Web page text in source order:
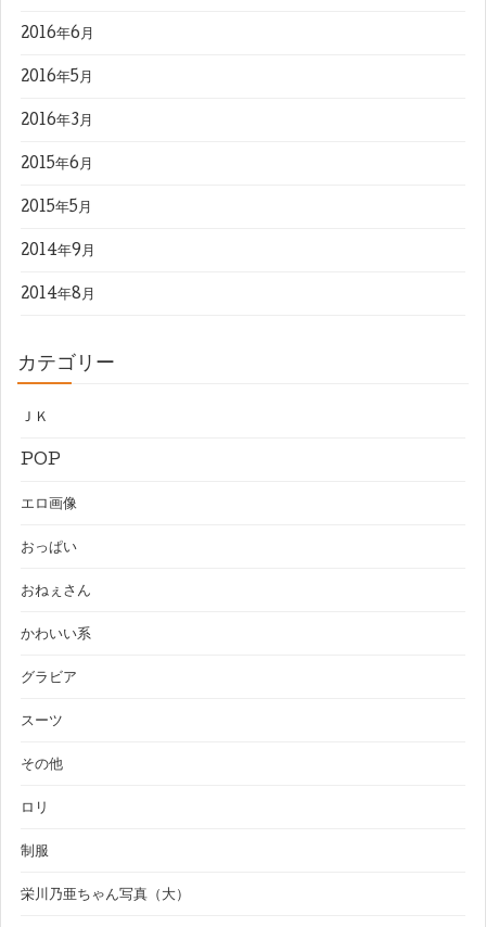
2016年6月
2016年5月
2016年3月
2015年6月
2015年5月
2014年9月
2014年8月
カテゴリー
ＪＫ
POP
エロ画像
おっぱい
おねぇさん
かわいい系
グラビア
スーツ
その他
ロリ
制服
栄川乃亜ちゃん写真（大）